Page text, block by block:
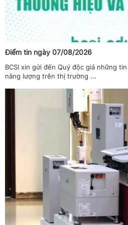
Điểm tin ngày 07/08/2026
BCSI xin gửi đến Quý độc giả những
năng lượng trên thị trường ...